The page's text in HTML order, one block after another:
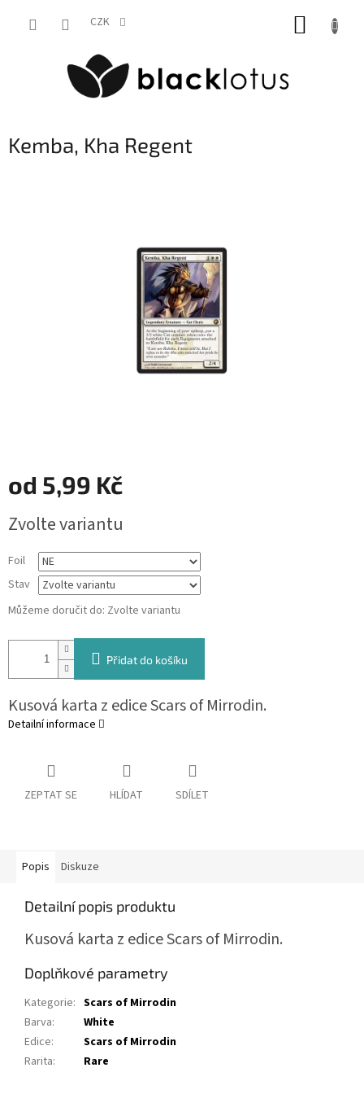
CZK
Kemba, Kha Regent
od 5,99 Kč
cena:
Zvolte variantu
Foil
Stav
Můžeme doručit do: Zvolte variantu
Přidat do košíku
Kusová karta z edice Scars of Mirrodin.
Detailní informace
ZEPTAT SE HLÍDAT SDÍLET
Popis Diskuze
Detailní popis produktu
Kusová karta z edice Scars of Mirrodin.
Doplňkové parametry
Kategorie: Scars of Mirrodin
Barva:
White
Edice:
Scars of Mirrodin
Rarita: Rare